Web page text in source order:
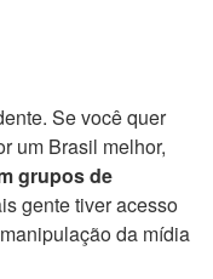
Se você quer
um Brasil melhor,
grupos de
gente tiver acesso
da mídia